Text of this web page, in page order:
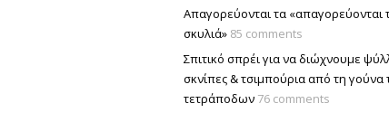
Απαγορεύονται τα «απαγορεύονται
σκυλιά» 85 comments
Σπιτικό σπρέι για να διώχνουμε
σκνίπες & τσιμπούρια από τη γούνα
τετράποδων 76 comments